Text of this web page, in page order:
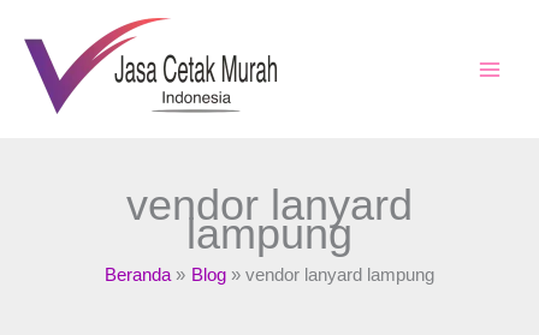
konten
vendor lanyard
lampung
Beranda Blog vendor lanyard lampung